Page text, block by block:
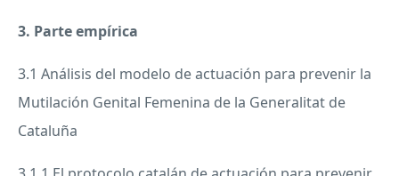
3. Parte empírica
3.1 Análisis del modelo de actuación para prevenir la
Mutilación Genital Femenina de la Generalitat de
Cataluña